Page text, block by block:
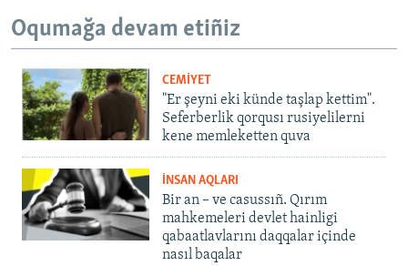
Oqumağa devam etiñiz
CEMİYET
"Er şeyni eki künde taşlap kettim".
Seferberlik qorqusı rusiyelilerni
kene memleketten quva
İNSAN AQLARI
Bir an – ve casussıñ. Qırım
mahkemeleri devlet hainligi
qabaatlavlarını daqqalar içinde
nasıl baqalar